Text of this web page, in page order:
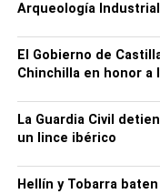
Arqueología
El Gobierno de
Chinchilla en honor a
La Guardia Civil
un lince ibérico
Hellín y Tobarra